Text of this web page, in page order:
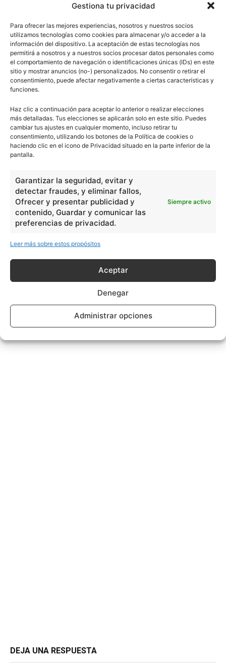
Gestiona tu privacidad
Para ofrecer las mejores experiencias, nosotros y nuestros socios
utilizamos tecnologías como cookies para almacenar y/o acceder a la
información del dispositivo. La aceptación de estas tecnologías nos
permitirá a nosotros y a nuestros socios procesar datos personales como
el comportamiento de navegación o identificaciones únicas (IDs) en este
sitio y mostrar anuncios (no-) personalizados. No consentir o retirar el
consentimiento, puede afectar negativamente a ciertas características y
funciones.
Haz clic a continuación para aceptar lo anterior o realizar elecciones
más detalladas. Tus elecciones se aplicarán solo en este sitio. Puedes
cambiar tus ajustes en cualquier momento, incluso retirar tu
consentimiento, utilizando los botones de la Política de cookies o
haciendo clic en el icono de Privacidad situado en la parte inferior de la
pantalla.
Garantizar la seguridad, evitar y
detectar fraudes, y eliminar fallos,
Ofrecer y presentar publicidad y
contenido, Guardar y comunicar las
preferencias de privacidad.
Siempre activo
Leer más sobre estos propósitos
Aceptar
Denegar
Administrar opciones
DEJA UNA RESPUESTA